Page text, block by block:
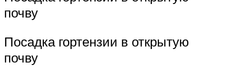
почву
Посадка гортензии в открытую
почву